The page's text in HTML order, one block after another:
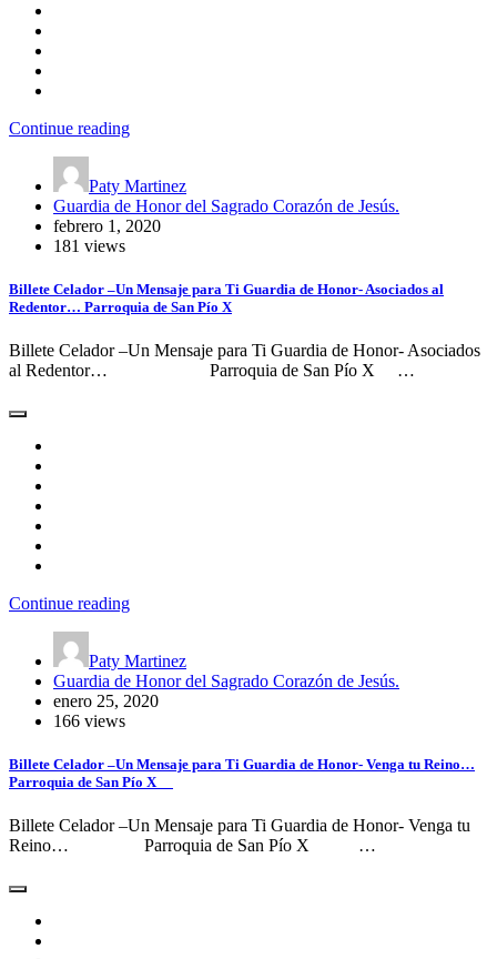
Continue reading
Paty Martinez
Guardia de Honor del Sagrado Corazón de Jesús.
febrero 1, 2020
181 views
Billete Celador –Un Mensaje para Ti Guardia de Honor- Asociados al
Redentor… Parroquia de San Pío X
Billete Celador –Un Mensaje para Ti Guardia de Honor- Asociados
al Redentor… Parroquia de San Pío X …
Continue reading
Paty Martinez
Guardia de Honor del Sagrado Corazón de Jesús.
enero 25, 2020
166 views
Billete Celador –Un Mensaje para Ti Guardia de Honor- Venga tu Reino…
Parroquia de San Pío X
Billete Celador –Un Mensaje para Ti Guardia de Honor- Venga tu
Reino… Parroquia de San Pío X …